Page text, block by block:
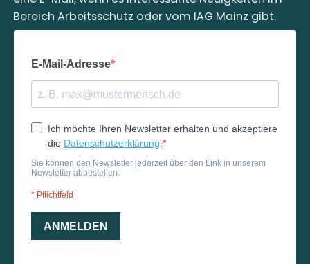
Bereich Arbeitsschutz oder vom IAG Mainz gibt.